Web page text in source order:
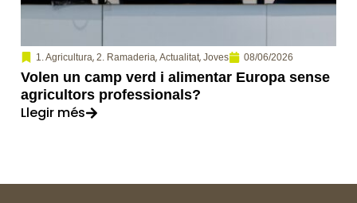
1. Agricultura, 2. Ramaderia, Actualitat, Joves 08/06/2026
Volen un camp verd i alimentar Europa sense
agricultors professionals?
Llegir més